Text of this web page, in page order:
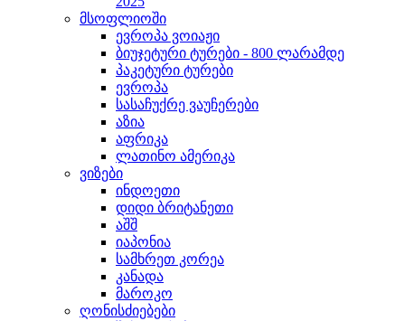
მსოფლიოში
ევროპა ვოიაჟი
ბიუჯეტური ტურები - 800 ლარამდე
პაკეტური ტურები
ევროპა
სასაჩუქრე ვაუჩერები
აზია
აფრიკა
ლათინო ამერიკა
ვიზები
ინდოეთი
დიდი ბრიტანეთი
აშშ
იაპონია
სამხრეთ კორეა
კანადა
მაროკო
ღონისძიებები